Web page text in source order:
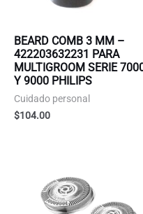
BEARD COMB 3 MM –
422203632231 PARA
MULTIGROOM SERIE
Y 9000 PHILIPS
Cuidado personal
$104.00